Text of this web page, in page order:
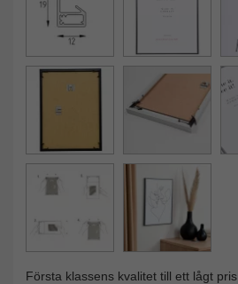
Första klassens kvalitet till ett lågt pris